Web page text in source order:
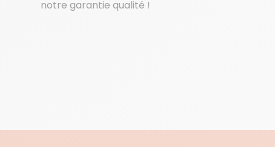
notre garantie qualité !